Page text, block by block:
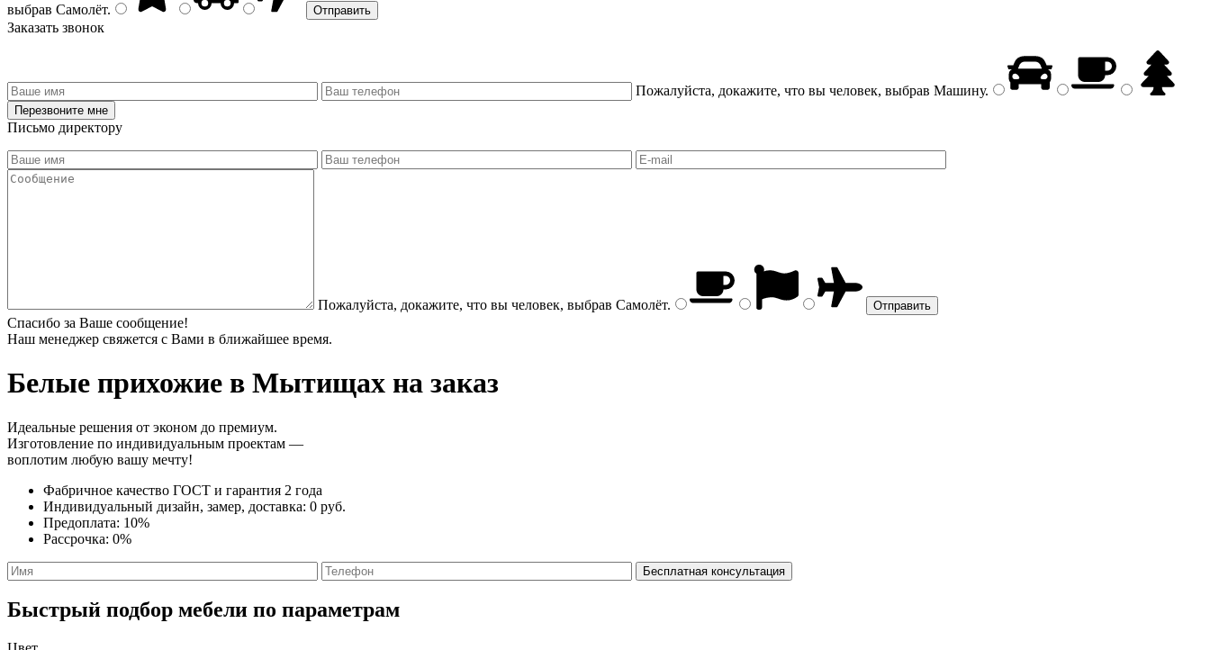
выбрав Самолёт.
Заказать звонок
Пожалуйста, докажите, что вы человек, выбрав Машину.
Письмо директору
Пожалуйста, докажите, что вы человек, выбрав Самолёт.
Спасибо за Ваше сообщение!
Наш менеджер свяжется с Вами в ближайшее время.
Белые прихожие в Мытищах на заказ
Идеальные решения от эконом до премиум.
Изготовление по индивидуальным проектам —
воплотим любую вашу мечту!
Фабричное качество ГОСТ и гарантия 2 года
Индивидуальный дизайн, замер, доставка: 0 руб.
Предоплата: 10%
Рассрочка: 0%
Быстрый подбор мебели по параметрам